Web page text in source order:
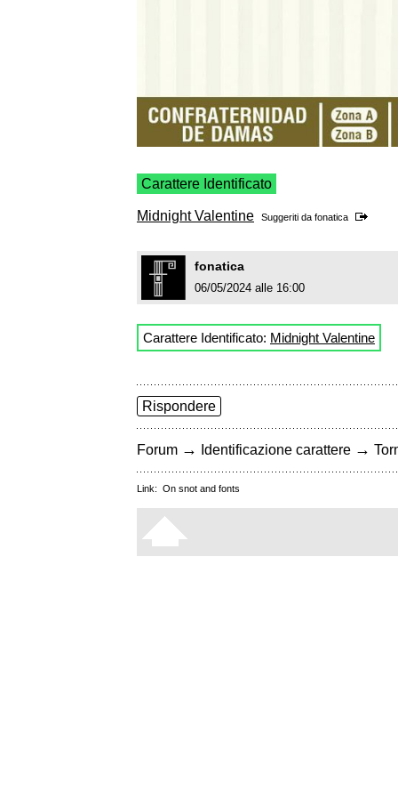
Carattere Identificato
Midnight Valentine Suggeriti da fonatica
fonatica
06/05/2024 alle 16:00
Carattere Identificato: Midnight Valentine
Rispondere
Forum → Identificazione carattere →
Link: On snot and fonts